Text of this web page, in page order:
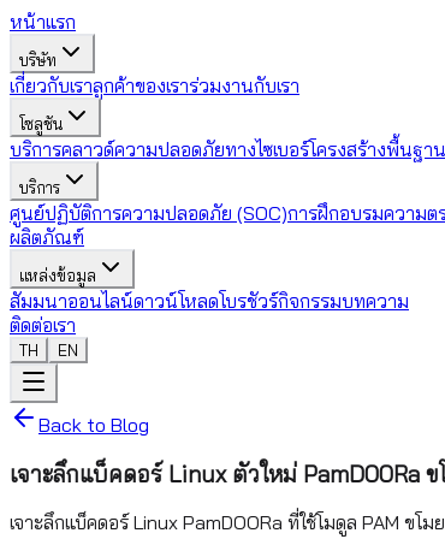
หน้าแรก
บริษัท
เกี่ยวกับเราลูกค้าของเราร่วมงานกับเรา
โซลูชัน
บริการคลาวด์ความปลอดภัยทางไซเบอร์โครงสร้างพื้นฐาน
บริการ
ศูนย์ปฏิบัติการความปลอดภัย (SOC)การฝึกอบรมความ
ผลิตภัณฑ์
แหล่งข้อมูล
สัมมนาออนไลน์ดาวน์โหลดโบรชัวร์กิจกรรมบทความ
ติดต่อเรา
TH EN
Back to Blog
เจาะลึกแบ็คดอร์ Linux ตัวใหม่ PamDOORa
เจาะลึกแบ็คดอร์ Linux PamDOORa ที่ใช้โมดูล PAM ข